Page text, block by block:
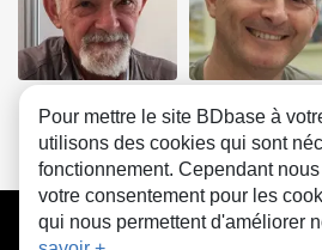
CGU FAQ Contact
Pour mettre le site BDbase à
utilisons des cookies qui sont
fonctionnement. Cependant
votre consentement pour les
qui nous permettent d'améliorer